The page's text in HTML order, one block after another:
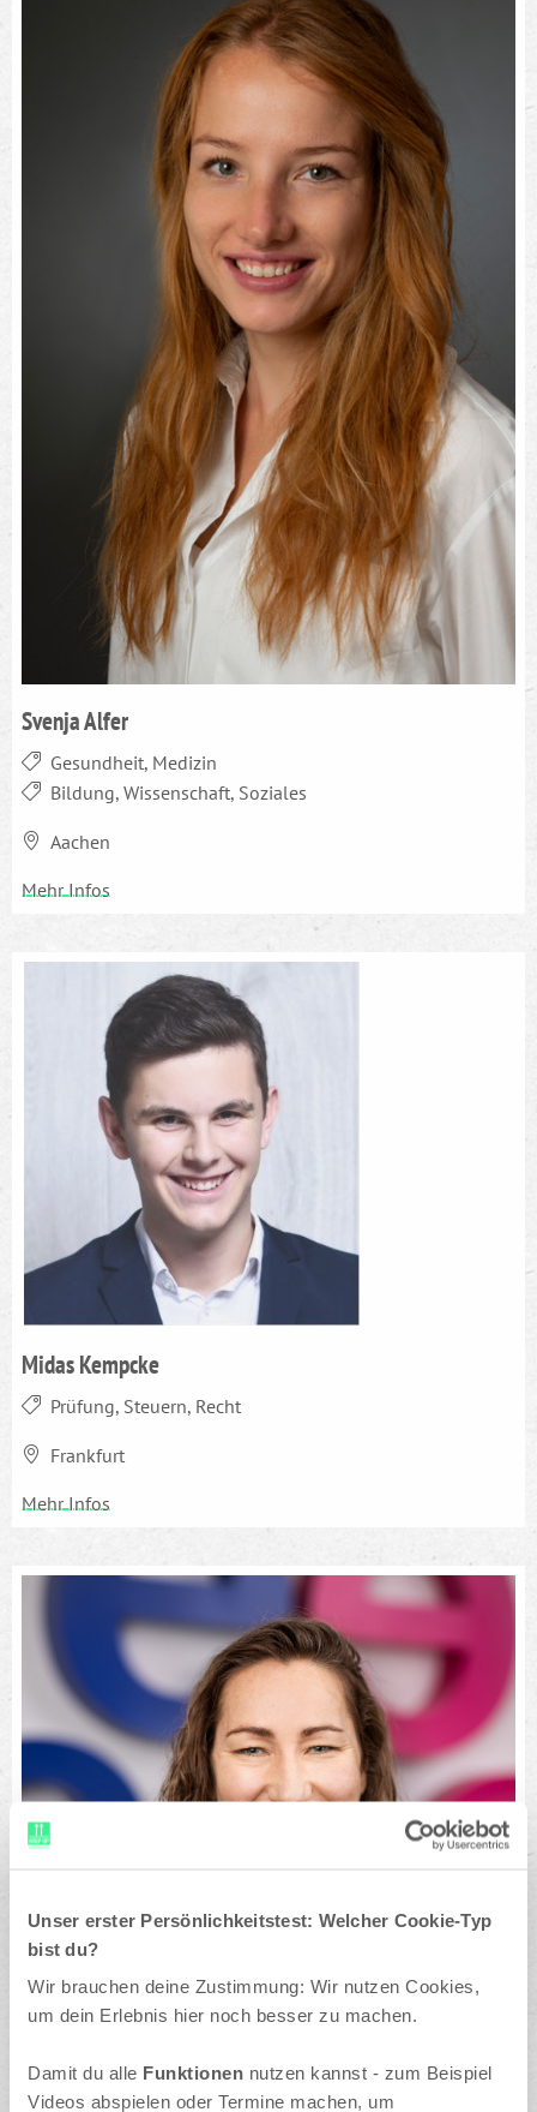
Unser erster Persönlichkeitstest: Welcher Cookie-Typ
bist du?
Wir brauchen deine Zustimmung: Wir nutzen Cookies,
um dein Erlebnis hier noch besser zu machen.
Damit du alle Funktionen nutzen kannst - zum Beispiel
Videos abspielen oder Termine machen, um
Svenja Alfer
Gesundheit, Medizin
Bildung, Wissenschaft, Soziales
Aachen
Mehr Infos
Midas Kempcke
Prüfung, Steuern, Recht
Frankfurt
Mehr Infos